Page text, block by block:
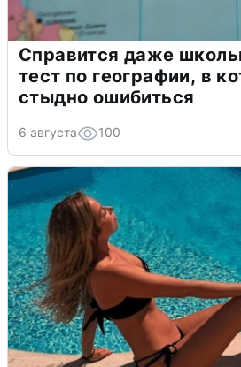
Справится даже
тест по географии, в
стыдно ошибиться
6 августа 100